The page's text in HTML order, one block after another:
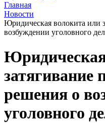
Главная
Новости
Юридическая волокита или
возбуждении уголовного
затягивание
решения о
уголовного